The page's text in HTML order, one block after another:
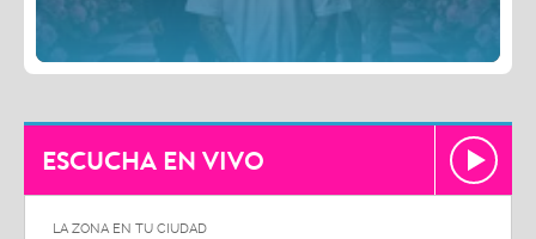
ESCUCHA EN VIVO
LA ZONA EN TU CIUDAD